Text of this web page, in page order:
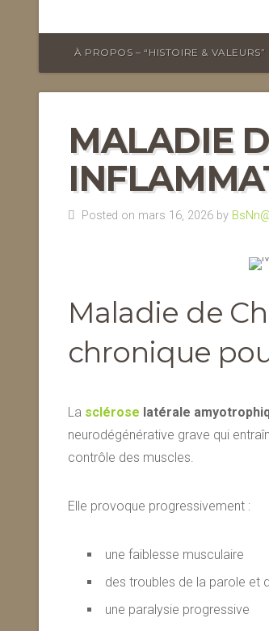
À PROPOS – “HISTOIRE & VALEURS”
MALADIE
Posted on mars 16, 2026 by
Maladie de
chronique
La sclérose latérale
neurodégénérative grave qui
contrôle des muscles.
Elle provoque progressivement :
une faiblesse musculaire
des troubles de la parole et
une paralysie progressive